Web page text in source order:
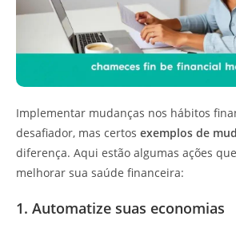
Implementar mudanças nos hábitos
desafiador, mas certos exemplos de
diferença. Aqui estão algumas ações
melhorar sua saúde financeira:
1. Automatize suas economias